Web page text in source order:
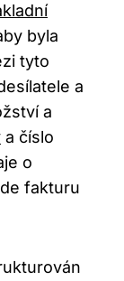
byla
tyto
a
a
a číslo
o
fakturu